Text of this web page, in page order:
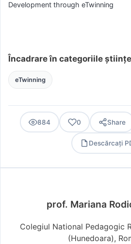
Development through eTwinning
Încadrare în categoriile
eTwinning
884 0 Share
Descărcați
prof. Mariana
Colegiul National Pedagogic
(Hunedoara),